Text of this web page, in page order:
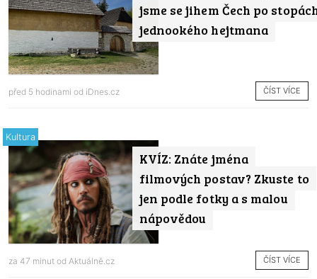
jsme se jihem Čech po
jednookého hejtmana
před 5 hodinami od iDnes.cz ČÍST VÍCE
KVÍZ: Znáte jména
filmových postav? Zkuste to
jen podle fotky a s malou
nápovědou
Kultura
za 47 minut od Aktuálně.cz ČÍST VÍCE